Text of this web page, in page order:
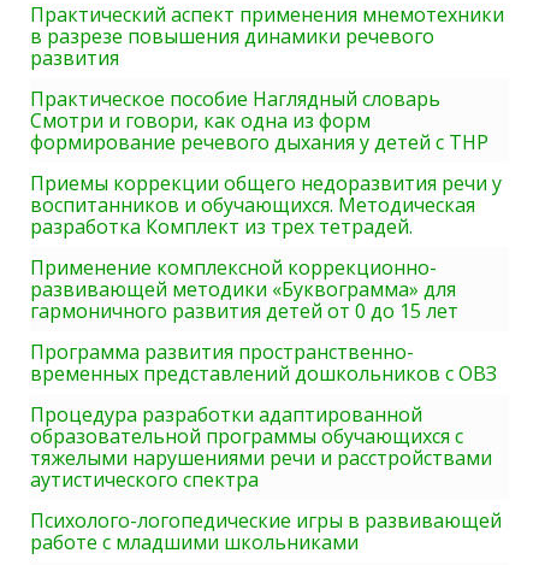
Практический аспект применения мнемотехники
в разрезе повышения динамики речевого
развития
Практическое пособие Наглядный словарь
Смотри и говори, как одна из форм
формирование речевого дыхания у детей с ТНР
Приемы коррекции общего недоразвития речи у
воспитанников и обучающихся. Методическая
разработка Комплект из трех тетрадей.
Применение комплексной коррекционно-
развивающей методики «Буквограмма» для
гармоничного развития детей от 0 до 15 лет
Программа развития пространственно-
временных представлений дошкольников с ОВЗ
Процедура разработки адаптированной
образовательной программы обучающихся с
тяжелыми нарушениями речи и расстройствами
аутистического спектра
Психолого-логопедические игры в развивающей
работе с младшими школьниками